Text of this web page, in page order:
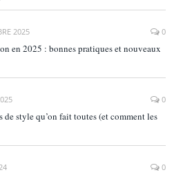
2025 0
en 2025 : bonnes pratiques et nouveaux
0
de style qu’on fait toutes (et comment les
0